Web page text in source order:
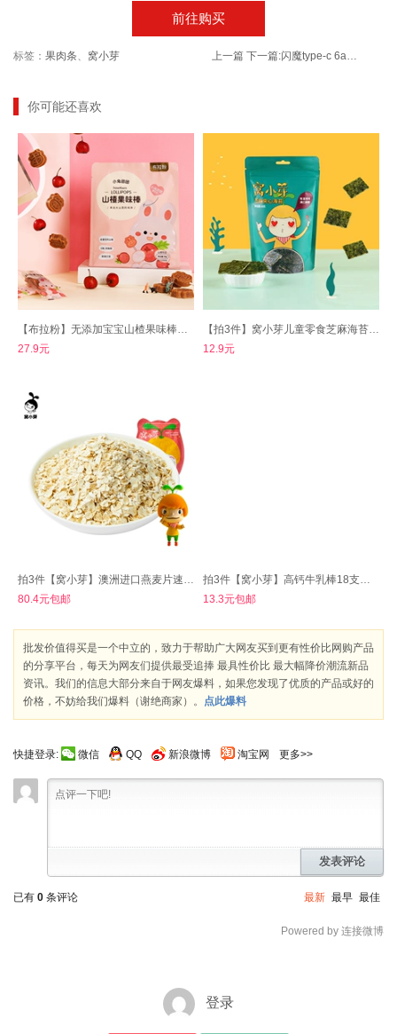
前往购买
标签： 果肉条、 窝小芽 上一篇 下一篇: 闪魔type-c 6a华为小米11安卓数据线
你可能还喜欢
【布拉粉】无添加宝宝山楂果味棒整包10根
27.9元
【拍3件】窝小芽儿童零食芝麻海苔夹心18g*3
12.9元
拍3件【窝小芽】澳洲进口燕麦片速溶早餐
80.4元包邮
拍3件【窝小芽】高钙牛乳棒18支儿童零食
13.3元包邮
批发价值得买是一个中立的，致力于帮助广大网友买到更有性价比网购产品
的分享平台，每天为网友们提供最受追捧 最具性价比 最大幅降价潮流新品
资讯。我们的信息大部分来自于网友爆料，如果您发现了优质的产品或好的
价格，不妨给我们爆料（谢绝商家）。 点此爆料
快捷登录: 微信 QQ 新浪微博 淘宝网 更多>>
发表评论
已有 0 条评论 最新 最早 最佳
Powered by 连接微博
登录